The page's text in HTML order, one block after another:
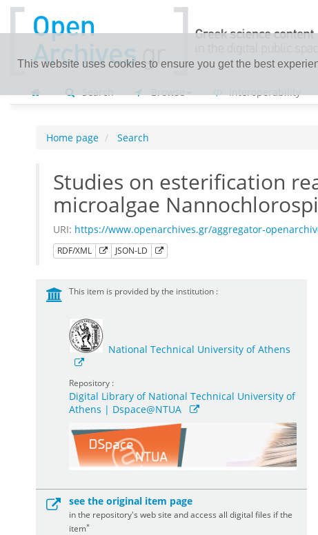
This website uses cookies to ensure you get the best
Search Browse Interoperability
Home page Search
Studies on esterification
microalgae
URI: https://www.openarchives.gr/aggregator-
RDF/XML JSON-LD
This item is provided by the institution :
National Technical University of Athens
Repository :
Digital Library of National Technical University of
Athens | Dspace@NTUA
see the original item page
in the repository's web site and access all digital files if the
item*